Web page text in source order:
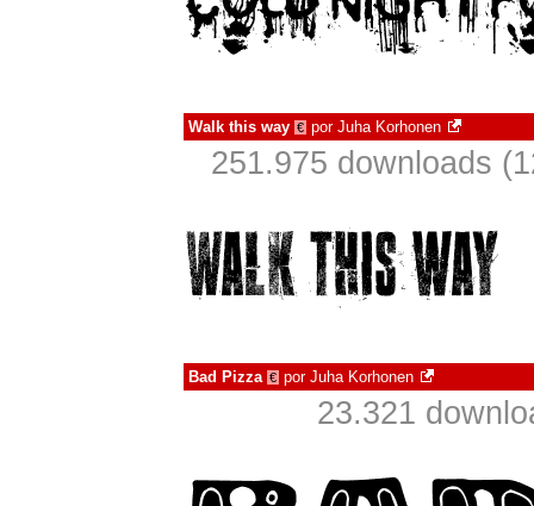
Walk this way € por Juha Korhonen
251.975 downloads
Bad Pizza € por Juha Korhonen
23.321